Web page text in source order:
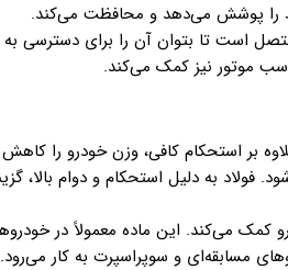
را پوشش می‌دهد و محافظت می‌کند.
است تا بتوان آن را برای دسترسی به
موتور نیز کمک می‌کند.
بر استحکام کافی، وزن خودرو را کاهش
فولاد به دلیل استحکام و دوام